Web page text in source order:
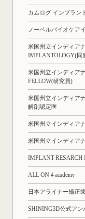
カムログ インプラン
ノーベルバイオケア
米国州立インディア
IMPLANTOLOGY(同
米国州立インディア
FELLOW(研究員)
米国州立インディア
解剖認定医
米国州立インディア
米国州立インディア
IMPLANT RESARCH
ALL ON 4 academy
日本アライナー矯正
SHINING3D公式アン